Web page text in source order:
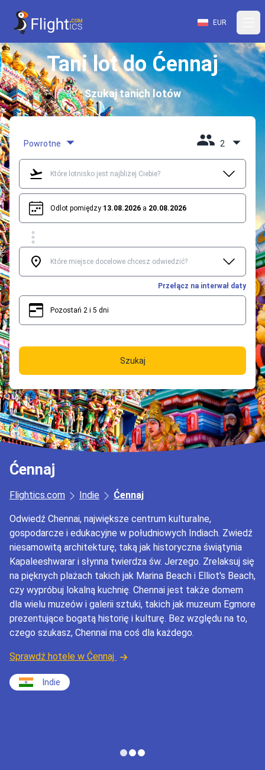
EUR
Tani lot do Ćennaj
Szukaj tanich lotów
Powrotne 2
Odlot pomiędzy 13.08.2026 a 20.08.2026
Przełącz na interwał daty
Pozostań 2 i 5 dni
Szukaj
Ćennaj
Flightics.com Indie Ćennaj
Odwiedź Chennai, największe centrum kulturalne,
gospodarcze i edukacyjne w południowych Indiach. Zwiedź
niesamowitą architekturę, taką jak historyczna świątynia
Kapaleeshwarar i słynna twierdza św. Jerzego. Zrelaksuj się
na pięknych plażach takich jak Marina Beach i Elliot's Beach,
czy wypróbuj lokalną kuchnię. Chennai jest także domem
dla wielu muzeów i galerii sztuki, takich jak muzeum Egmore
prezentujące bogatą historię i kulturę. Bez względu na to,
czego szukasz, Chennai ma coś dla każdego.
Sprawdź hotele w Ćennaj
Indie